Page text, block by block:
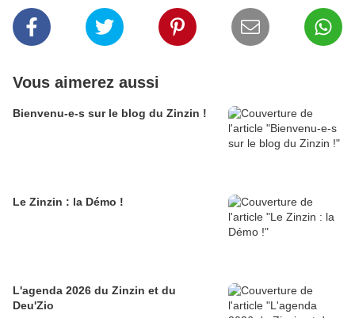
Vous aimerez aussi
Bienvenu-e-s sur le blog du Zinzin !
Le Zinzin : la Démo !
L'agenda 2026 du Zinzin et du
Deu'Zio